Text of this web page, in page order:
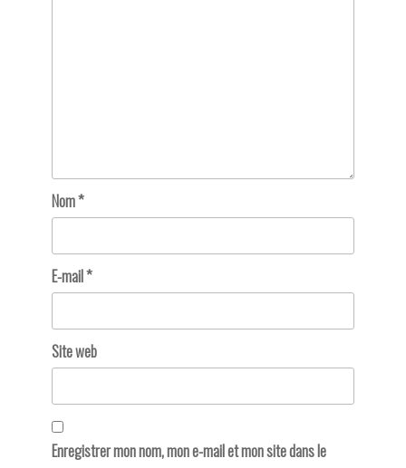
Nom*
E-mail*
Site web
Enregistrer mon nom, mon e-mail et mon site dans le